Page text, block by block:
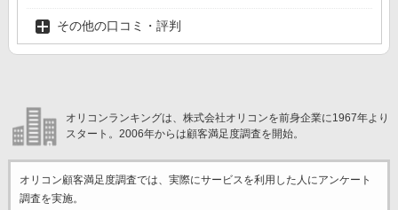
その他の口コミ・評判
オリコンランキングは、株式会社オリコンを前身企業に1967年より
スタート。2006年からは顧客満足度調査を開始。
オリコン顧客満足度調査では、実際にサービスを利用した 人にアンケート
調査を実施。